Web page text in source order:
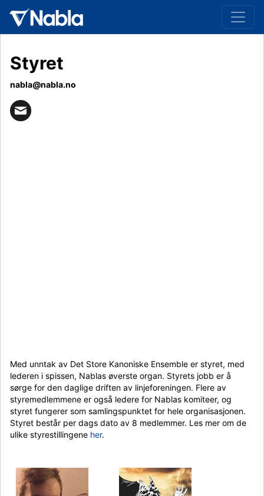
Styret
nabla@nabla.no
Med unntak av Det Store Kanoniske Ensemble er styret, med
lederen i spissen, Nablas øverste organ. Styrets jobb er å
sørge for den daglige driften av linjeforeningen. Flere av
styremedlemmene er også ledere for Nablas komiteer, og
styret fungerer som samlingspunktet for hele organisasjonen.
Styret består per dags dato av 8 medlemmer. Les mer om de
ulike styrestillingene her.